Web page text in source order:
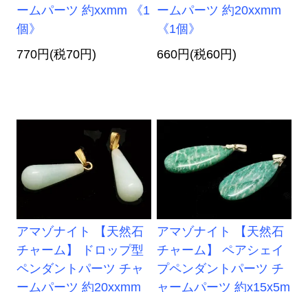
ームパーツ 約xxmm 《1
個》
770円(税70円)
ームパーツ 約20xxmm
《1個》
660円(税60円)
アマゾナイト 【天然石
チャーム】 ドロップ型
ペンダントパーツ チャ
ームパーツ 約20xxmm
アマゾナイト 【天然石
チャーム】 ペアシェイ
プペンダントパーツ チ
ャームパーツ 約x15x5m